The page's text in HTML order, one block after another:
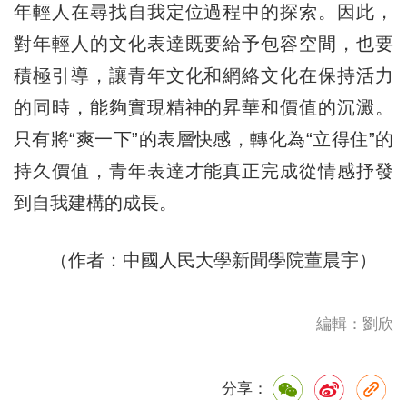
年輕人在尋找自我定位過程中的探索。因此，
對年輕人的文化表達既要給予包容空間，也要
積極引導，讓青年文化和網絡文化在保持活力
的同時，能夠實現精神的昇華和價值的沉澱。
只有將“爽一下”的表層快感，轉化為“立得住”的
持久價值，青年表達才能真正完成從情感抒發
到自我建構的成長。
（作者：中國人民大學新聞學院董晨宇）
編輯：劉欣
分享：